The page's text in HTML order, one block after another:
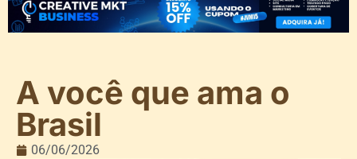
A você que ama o
Brasil
06/06/2026